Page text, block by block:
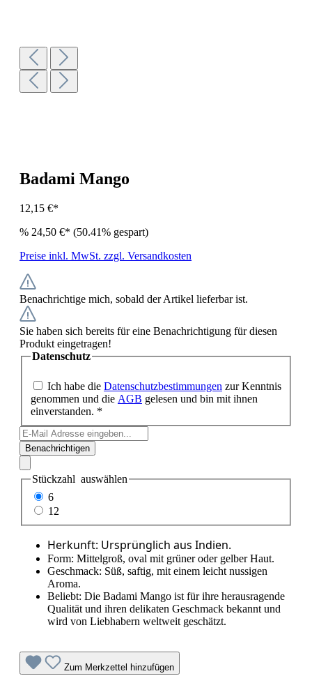
Badami Mango
12,15 €*
% 24,50 €* (50.41% gespart)
Preise inkl. MwSt. zzgl. Versandkosten
Benachrichtige mich, sobald der Artikel lieferbar ist.
Sie haben sich bereits für eine Benachrichtigung für diesen
Produkt eingetragen!
Datenschutz
Ich habe die Datenschutzbestimmungen zur Kenntnis
genommen und die AGB gelesen und bin mit ihnen
einverstanden. *
Benachrichtigen
Stückzahl auswählen
6
12
Herkunft: Ursprünglich aus Indien.
Form: Mittelgroß, oval mit grüner oder gelber Haut.
Geschmack: Süß, saftig, mit einem leicht nussigen
Aroma.
Beliebt: Die Badami Mango ist für ihre herausragende
Qualität und ihren delikaten Geschmack bekannt und
wird von Liebhabern weltweit geschätzt.
Zum Merkzettel hinzufügen